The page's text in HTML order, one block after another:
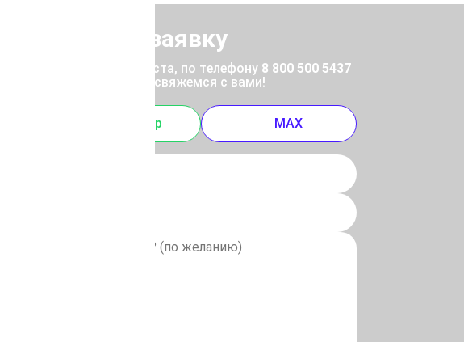
Отправить заявку
позвоните, пожалуйста, по телефону 8 800 500 5437
отправьте заявку, и мы свяжемся с вами!
Whatsapp MAX